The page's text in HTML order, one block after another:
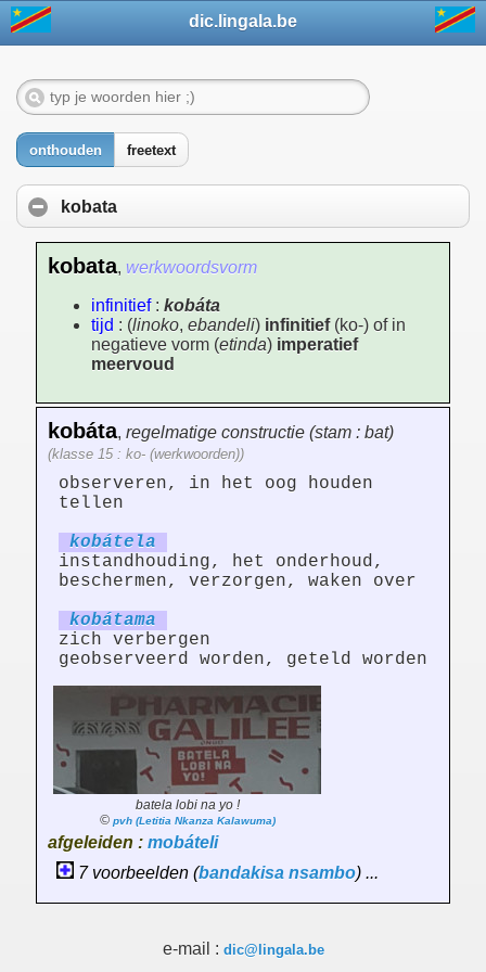
dic.lingala.be
onthouden freetext
kobata
kobata, werkwoordsvorm
infinitief: kobáta
tijd : (linoko, ebandeli) infinitief(ko-) of in
negatieve vorm (etinda) imperatief
meervoud
kobáta, regelmatige constructie (stam : bat)
(klasse 15 : ko- (werkwoorden))
observeren, in het oog houden
tellen
kobátela
instandhouding, het onderhoud,
beschermen, verzorgen, waken over
kobátama
zich verbergen
geobserveerd worden, geteld worden
batela lobi na yo !
© pvh (Letitia Nkanza Kalawuma)
afgeleiden : mobáteli
7 voorbeelden (bandakisa nsambo) ...
e-mail : dic@lingala.be